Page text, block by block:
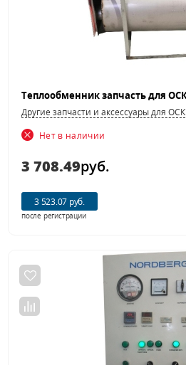
Другие запчасти и аксессуары для ОСК
Нет в наличии
3 708.49руб.
3 523.07 руб.
после регистрации